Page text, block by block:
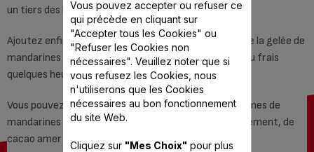
un tiers des blancs montés puis le reste.
Ajoutez enfin les suprêmes des mandarines et dès que la gelée de
mandarines est prise, garnissez de mousse. Gardez au frais
quelques heures.
Vous pouvez agrémenter ces jolies verrines de suprêmes de
mandarines enrobés de chocolat fondu, ou plus simplement, de
cacao amer en poudre.
Vous pouvez accepter ou refuser ce
qui précède en cliquant sur
"Accepter tous les Cookies" ou
"Refuser les Cookies non
nécessaires". Veuillez noter que si
vous refusez les Cookies, nous
n'utiliserons que les Cookies
nécessaires au bon fonctionnement
du site Web.
Cliquez sur "Mes Choix" pour plus